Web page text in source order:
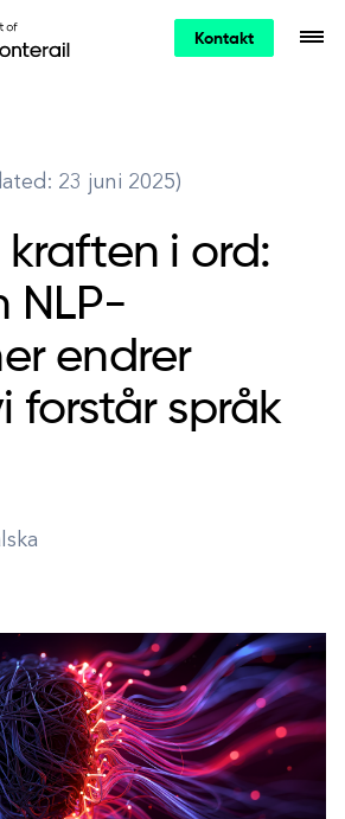
Kontakt
23 juni 2025)
kraften i ord:
NLP-
endrer
forstår språk